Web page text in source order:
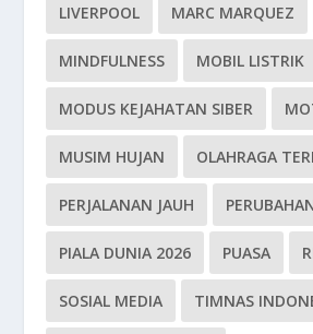
LIVERPOOL MARC MARQUEZ
MINDFULNESS MOBIL LISTRIK
MODUS KEJAHATAN SIBER
MUSIM HUJAN OLAHRAGA
PERJALANAN JAUH
PIALA DUNIA 2026 PUASA
SOSIAL MEDIA TIMNAS